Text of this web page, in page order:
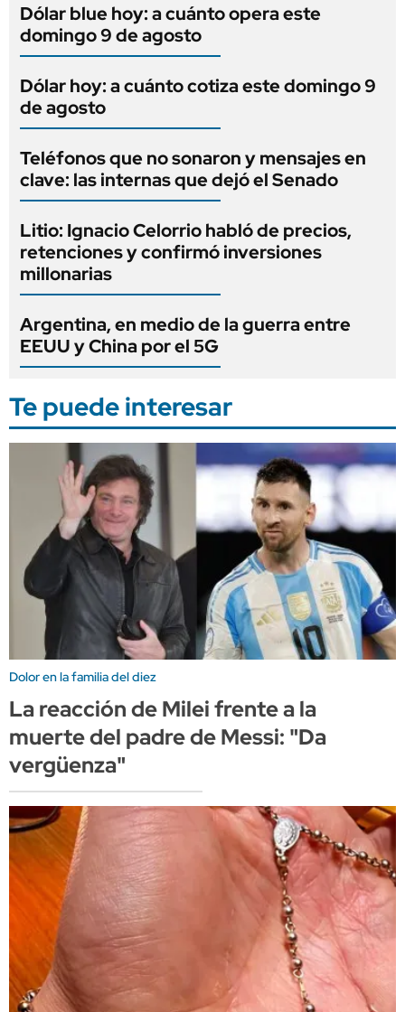
Dólar blue hoy: a cuánto opera este
domingo 9 de agosto
Dólar hoy: a cuánto cotiza este domingo 9
de agosto
Teléfonos que no sonaron y mensajes en
clave: las internas que dejó el Senado
Litio: Ignacio Celorrio habló de precios,
retenciones y confirmó inversiones
millonarias
Argentina, en medio de la guerra entre
EEUU y China por el 5G
Te puede interesar
Dolor en la familia del diez
La reacción de Milei frente a la
muerte del padre de Messi: "Da
vergüenza"